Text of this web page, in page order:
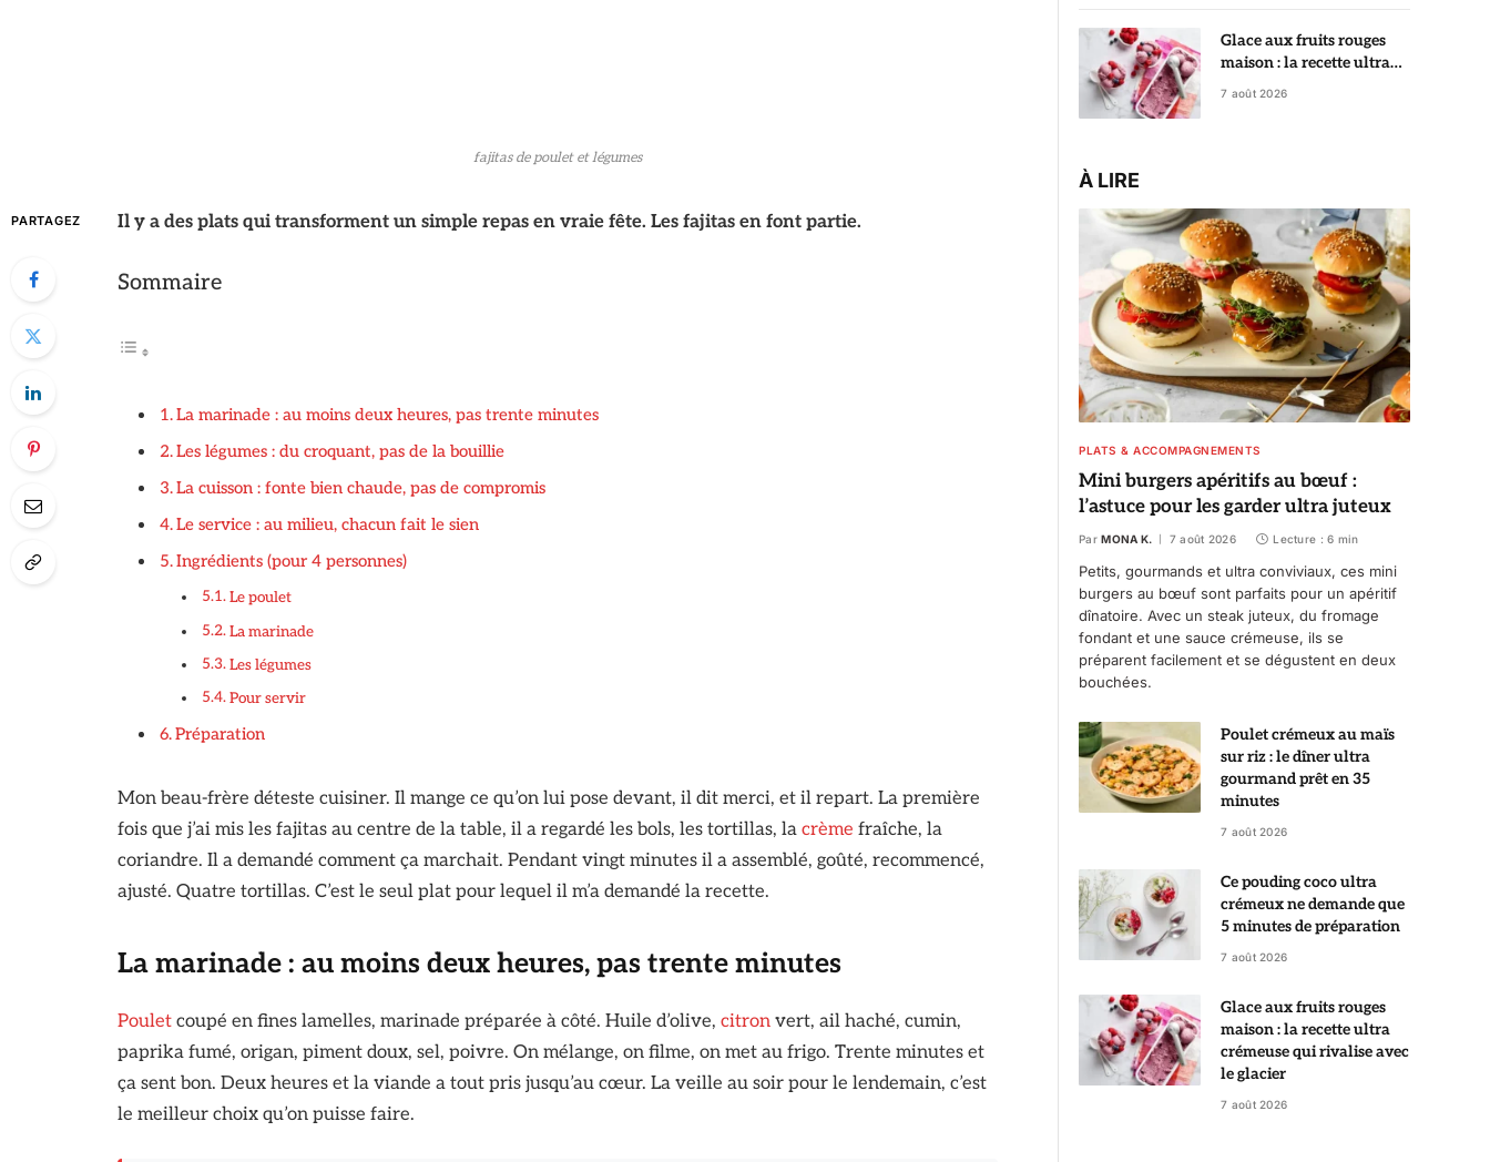
fajitas de poulet et légumes
PARTAGEZ Il y a des plats qui transforment un simple repas en vraie fête. Les fajitas en font partie.
Sommaire
La marinade : au moins deux heures, pas trente minutes
Les légumes : du croquant, pas de la bouillie
La cuisson : fonte bien chaude, pas de compromis
Le service : au milieu, chacun fait le sien
Ingrédients (pour 4 personnes)
Le poulet
La marinade
Les légumes
Pour servir
Préparation
Mon beau-frère déteste cuisiner. Il mange ce qu’on lui pose devant, il dit merci, et il repart. La première
fois que j’ai mis les fajitas au centre de la table, il a regardé les bols, les tortillas, la crème fraîche, la
coriandre. Il a demandé comment ça marchait. Pendant vingt minutes il a assemblé, goûté, recommencé,
ajusté. Quatre tortillas. C’est le seul plat pour lequel il m’a demandé la recette.
La marinade : au moins deux heures, pas trente minutes
Pouletcoupé en fines lamelles, marinade préparée à côté. Huile d’olive, citronvert, ail haché, cumin,
paprika fumé, origan, piment doux, sel, poivre. On mélange, on filme, on met au frigo. Trente minutes et
ça sent bon. Deux heures et la viande a tout pris jusqu’au cœur. La veille au soir pour le lendemain, c’est
le meilleur choix qu’on puisse faire.
Glace aux fruits rouges
maison : la recette ultra
crémeuse qui rivalise avec
7 août 2026
À LIRE
PLATS & ACCOMPAGNEMENTS
Mini burgers apéritifs au bœuf :
l’astuce pour les garder ultra juteux
Par MONA K. 7 août 2026 Lecture : 6 min
Petits, gourmands et ultra conviviaux, ces mini
burgers au bœuf sont parfaits pour un apéritif
dînatoire. Avec un steak juteux, du fromage
fondant et une sauce crémeuse, ils se
préparent facilement et se dégustent en deux
bouchées.
Poulet crémeux au maïs
sur riz : le dîner ultra
gourmand prêt en 35
minutes
7 août 2026
Ce pouding coco ultra
crémeux ne demande que
5 minutes de préparation
7 août 2026
Glace aux fruits rouges
maison : la recette ultra
crémeuse qui rivalise avec
le glacier
7 août 2026